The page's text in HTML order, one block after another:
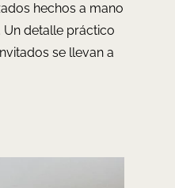
hechos a mano
Un detalle práctico
se llevan a